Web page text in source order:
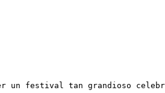
un festival tan grandioso